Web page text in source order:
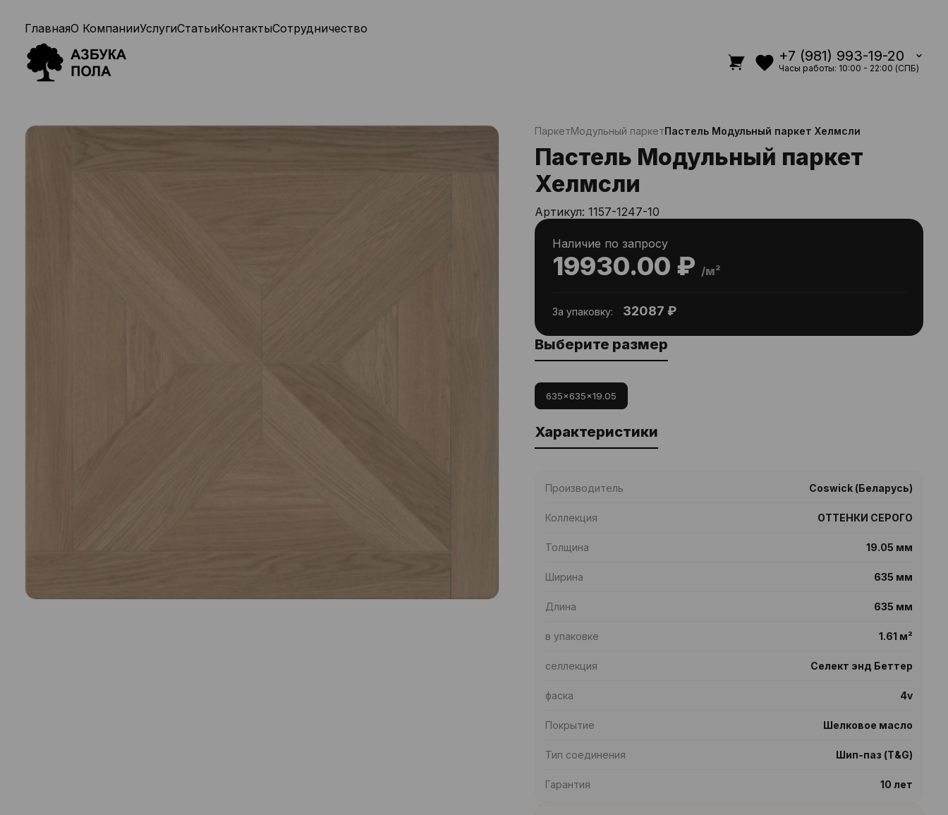
+7 (981) 993-19-20
Часы работы: 10:00 - 22:00 (СПБ)
ГлавнаяО КомпанииУслугиСтатьиКонтактыСотрудничество
ПаркетМодульный паркетПастель Модульный паркет Хелмсли
Пастель Модульный паркет
Хелмсли
Артикул:1157-1247-10
19930.00 ₽ /м²
Наличие по запросу
За упаковку: 32087 ₽
Выберите размер
635x635x19.05
Характеристики
Производитель Coswick (Беларусь)
Коллекция ОТТЕНКИ СЕРОГО
Толщина 19.05 мм
Ширина 635 мм
Длина 635 мм
в упаковке 1.61 м²
селлекция Селект энд Беттер
фаска 4v
Покрытие Шелковое масло
Тип соединения Шип-паз (T&G)
Гарантия 10 лет